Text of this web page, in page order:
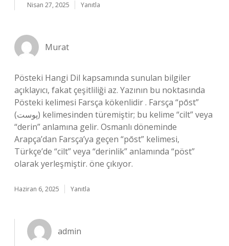
Nisan 27, 2025 Yanıtla
Murat
Pösteki Hangi Dil kapsamında sunulan bilgiler
açıklayıcı, fakat çeşitliliği az. Yazının bu noktasında
Pösteki kelimesi Farsça kökenlidir . Farsça “pōst”
(پوست) kelimesinden türemiştir; bu kelime “cilt” veya
“derin” anlamına gelir. Osmanlı döneminde
Arapça’dan Farsça’ya geçen “pōst” kelimesi,
Türkçe’de “cilt” veya “derinlik” anlamında “pöst”
olarak yerleşmiştir. öne çıkıyor.
Haziran 6, 2025 Yanıtla
admin